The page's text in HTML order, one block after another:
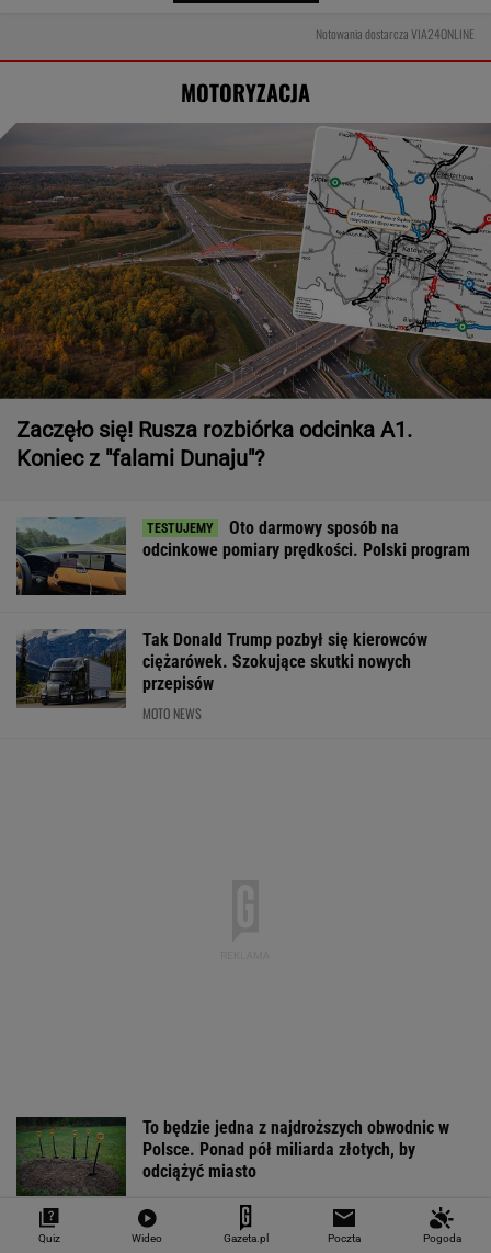
Notowania dostarcza VIA24ONLINE
MOTORYZACJA
Zaczęło się! Rusza rozbiórka odcinka A1.
Koniec z "falami Dunaju"?
Oto darmowy sposób na
odcinkowe pomiary prędkości. Polski program
Tak Donald Trump pozbył się kierowców
ciężarówek. Szokujące skutki nowych
przepisów
MOTO NEWS
To będzie jedna z najdroższych obwodnic w
Polsce. Ponad pół miliarda złotych, by
odciążyć miasto
Kultowa stacja paliw otwiera się w Polsce.
Quiz Wideo Gazeta.pl Poczta Pogoda